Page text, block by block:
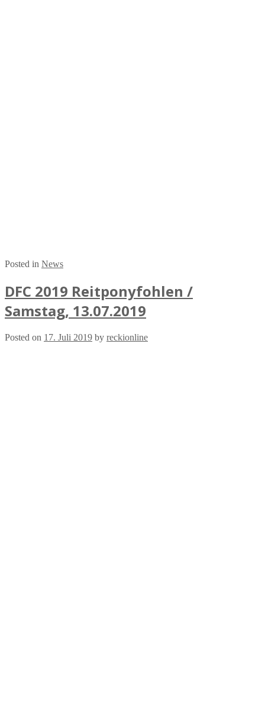
Posted in News
DFC 2019 Reitponyfohlen /
Samstag, 13.07.2019
Posted on 17. Juli 2019 by reckionline